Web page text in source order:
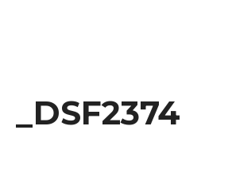
_DSF2374